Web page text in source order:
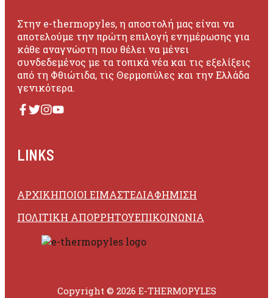
Στην e-thermopyles, η αποστολή μας είναι να
αποτελούμε την πρώτη επιλογή ενημέρωσης για
κάθε αναγνώστη που θέλει να μένει
συνδεδεμένος με τα τοπικά νέα και τις εξελίξεις
από τη Φθιώτιδα, τις Θερμοπύλες και την Ελλάδα
γενικότερα.
LINKS
ΑΡΧΙΚΗΠΟΙΟΙ ΕΙΜΑΣΤΕΔΙΑΦΗΜΙΣΗ
ΠΟΛΙΤΙΚΗ ΑΠΟΡΡΗΤΟΥΕΠΙΚΟΙΝΩΝΙΑ
Copyright © 2026 E-THERMOPYLES